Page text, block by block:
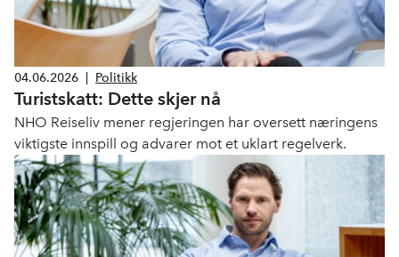
04.06.2026 Politikk
Turistskatt: Dette skjer nå
NHO Reiseliv mener regjeringen har oversett næringens
viktigste innspill og advarer mot et uklart regelverk.